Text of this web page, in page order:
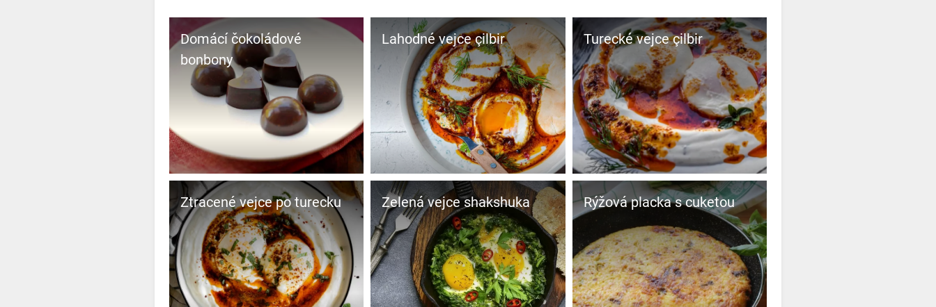
Domácí čokoládové
bonbony
Lahodné vejce çilbir Turecké vejce çilbir
Ztracené vejce po turecku Zelená vejce shakshuka Rýžová placka s cuketou